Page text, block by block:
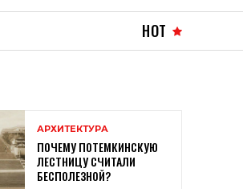
HOT
АРХИТЕКТУРА
ПОЧЕМУ ПОТЕМКИНСКУЮ
ЛЕСТНИЦУ СЧИТАЛИ
БЕСПОЛЕЗНОЙ?